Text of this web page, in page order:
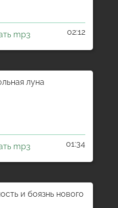
mp3 02:12
луна
mp3 01:34
и боязнь нового